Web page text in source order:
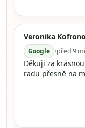
Veronika
Google •před 9
Děkuji za
radu přesně na